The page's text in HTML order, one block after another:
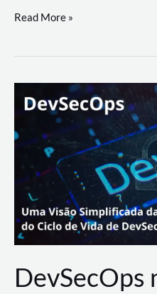
workflows
teste
palyer
Lance
Rural
Read More »
DevSecOps